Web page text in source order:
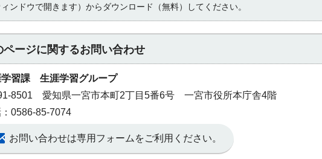
ィンドウで開きます）からダウンロード（無料）してください。
ページに関するお問い合わせ
学習課 生涯学習グループ
8501 愛知県一宮市本町2丁目5番6号 一宮市役所本庁舎4階
0586-85-7074
お問い合わせは専用フォームをご利用ください。